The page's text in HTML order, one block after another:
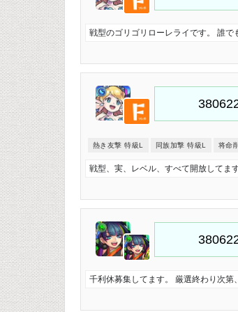
戦型のゴリゴリローレライです。 誰で
熱き友撃 特級L 同族加撃 特級L 将命
戦型、実、レベル、すべて開放してま
千利休募集してます。 厳選終わり次第